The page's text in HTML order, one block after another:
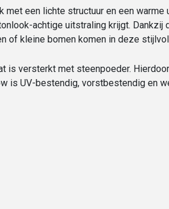
een lichte structuur en een warme
achtige uitstraling krijgt.
of kleine bomen komen in deze
is versterkt met steenpoeder.
is UV-bestendig, vorstbestendig en